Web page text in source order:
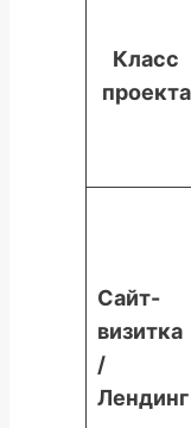
Класс
проекта
Сайт-
визитка
/
Лендинг